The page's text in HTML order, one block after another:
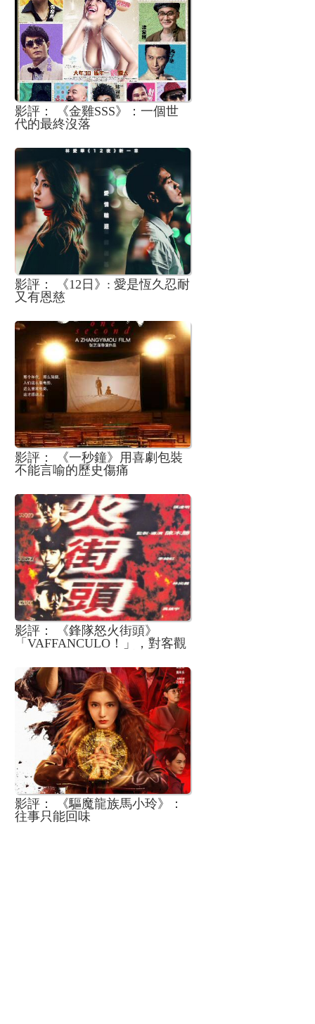
影評： 《金雞SSS》：一個世
代的最終沒落
影評： 《12日》: 愛是恆久忍耐
又有恩慈
影評： 《一秒鐘》用喜劇包裝
不能言喻的歷史傷痛
影評： 《鋒隊怒火街頭》
「VAFFANCULO！」，對客觀
電影30週年
影評： 《驅魔龍族馬小玲》：
往事只能回味